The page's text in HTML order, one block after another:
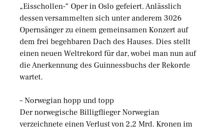
„Eisschollen-“ Oper in Oslo gefeiert. Anlässlich
dessen versammelten sich unter anderem 3026
Opernsänger zu einem gemeinsamen Konzert auf
dem frei begehbaren Dach des Hauses. Dies stellt
einen neuen Weltrekord für dar, wobei man nun auf
die Anerkennung des Guinnessbuchs der Rekorde
wartet.
– Norwegian hopp und topp
Der norwegische Billigflieger Norwegian
verzeichnete einen Verlust von 2,2 Mrd. Kronen im